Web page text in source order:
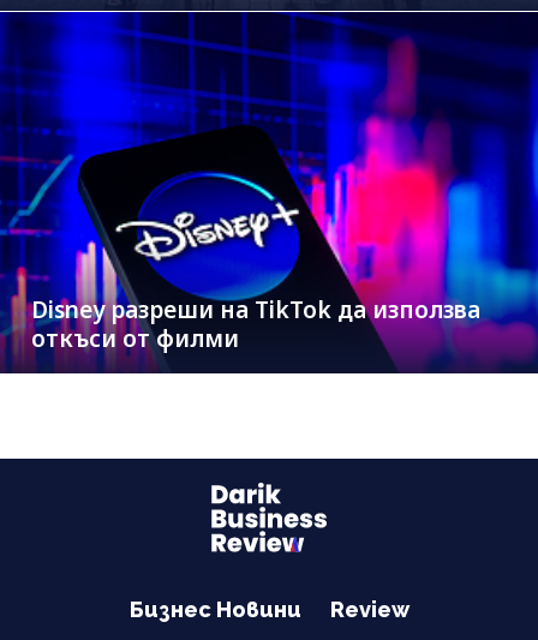
Disney разреши на TikTok да използва
откъси от филми
Бизнес Новини
Review